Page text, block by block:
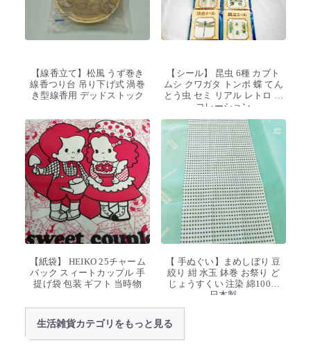
【線香立て】松風 うず巻き
線香つり台 吊り下げ式 渦巻
き型線香用 デッドストック
【シール】 昆虫 6種 カブト
ムシ クワガタ トンボ 蝶 てん
とう虫 セミ リアル レトロ デ
コレーション
【紙袋】 HEIKO 25チャーム
バック スィートカップル 手
提げ袋 包装 ギフト 当時物
【 手ぬぐい】まめしぼり 豆
絞り 紺 水玉 鉢巻 お祭り ど
じょうすくい 注染 綿100%
日本製
生活雑貨カテゴリをもっと見る